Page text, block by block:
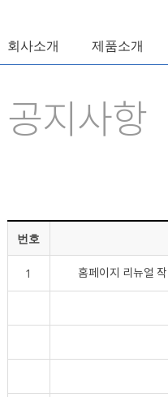
회사소개 제품소개
공지사항
번호
1 홈페이지 리뉴얼